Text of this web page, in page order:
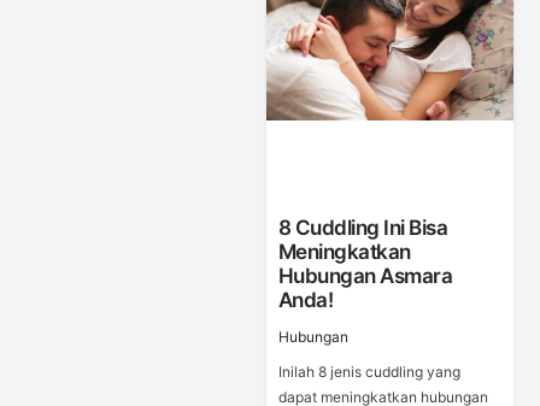
8 Cuddling Ini Bisa
Meningkatkan
Hubungan Asmara
Anda!
Hubungan
Inilah 8 jenis cuddling yang
dapat meningkatkan hubungan